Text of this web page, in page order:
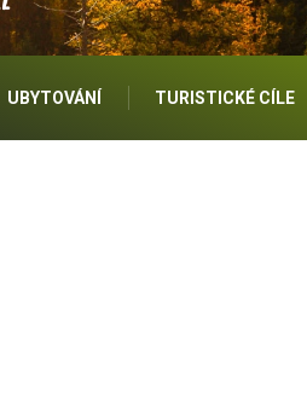
UBYTOVÁNÍ TURISTICKÉ CÍLE